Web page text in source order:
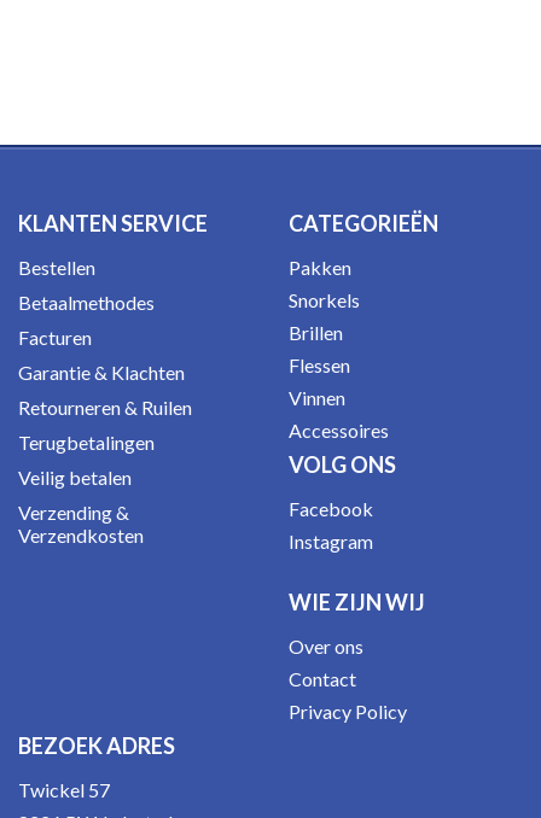
KLANTEN SERVICE
Bestellen
Betaalmethodes
Facturen
Garantie & Klachten
Retourneren & Ruilen
Terugbetalingen
Veilig betalen
Verzending &
Verzendkosten
CATEGORIEËN
Pakken
Snorkels
Brillen
Flessen
Vinnen
Accessoires
VOLG ONS
Facebook
Instagram
WIE ZIJN WIJ
Over ons
Contact
Privacy Policy
BEZOEK ADRES
Twickel 57